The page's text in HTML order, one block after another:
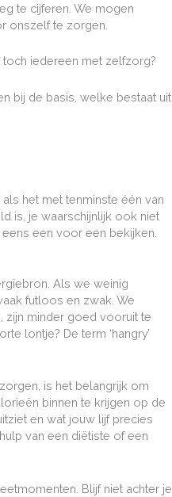
te cijferen. We mogen
onszelf te zorgen.
iedereen met zelfzorg?
bij de basis, welke bestaat uit
het met tenminste één van
is, je waarschijnlijk ook niet
een voor een bekijken.
Als we weinig
futloos en zwak. We
zijn minder goed vooruit te
lontje? De term ‘hangry’
is het belangrijk om
binnen te krijgen op de
en wat jouw lijf precies
van een diëtiste of een
Blijf niet achter je